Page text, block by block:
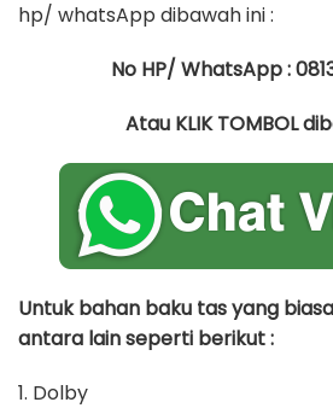
hp/ whatsApp dibawah ini :
No HP/ WhatsApp :
Atau KLIK TOMBOL
Untuk bahan baku tas yang
antara lain seperti berikut :
1. Dolby